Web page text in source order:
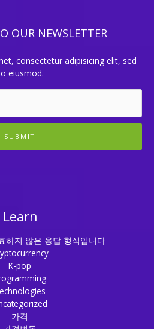
OUR NEWSLETTER
consectetur adipisicing elit, sed
eiusmod.
SUBMIT
Learn
하지 않은 응답 형식입니다
K-pop
가격